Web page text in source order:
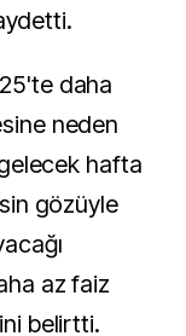
daha
neden
hafta
gözüyle
az faiz
belirtti.